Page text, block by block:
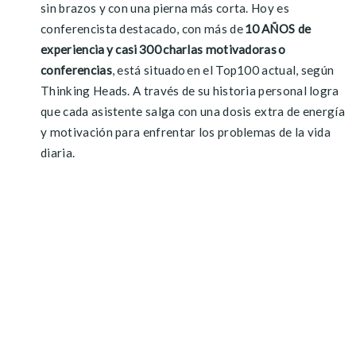
sin brazos y con una pierna más corta. Hoy es
conferencista destacado, conmás de10 AÑOS de
experienciay casi300charlas motivadoraso
conferencias,está situadoen el Top100 actual, según
Thinking Heads. A través de su historia personal logra
que cada asistente salga con una dosis extra de energía
y motivación para enfrentar los problemas de la vida
diaria.